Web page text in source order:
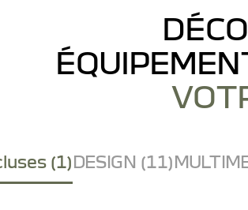
(1)DESIGN (11)